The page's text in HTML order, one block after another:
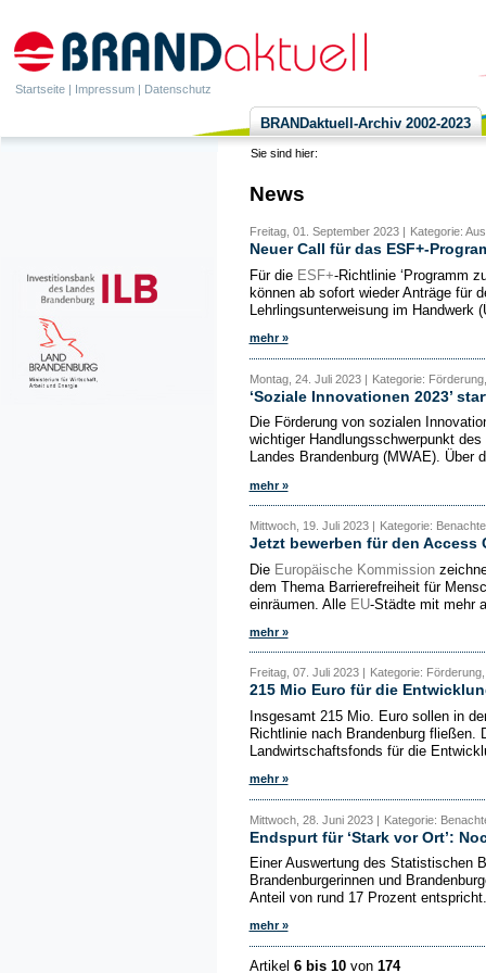
Startseite | Impressum | Datenschutz
BRANDaktuell-Archiv 2002-2023
Sie sind hier:
News
Freitag, 01. September 2023 | Kategorie:
Neuer Call für das ESF+-
Für die ESF+-Richtlinie ‘Programm
können ab sofort wieder Anträge für
Lehrlingsunterweisung im Handwerk
mehr »
Montag, 24. Juli 2023 | Kategorie:
‘Soziale Innovationen 2023’
Die Förderung von sozialen
wichtiger Handlungsschwerpunkt
Landes Brandenburg (MWAE). Über
mehr »
Mittwoch, 19. Juli 2023 | Kategorie:
Jetzt bewerben für den Access
Die Europäische Kommission
dem Thema Barrierefreiheit für
einräumen. Alle EU-Städte mit mehr
mehr »
Freitag, 07. Juli 2023 | Kategorie:
215 Mio Euro für die
Insgesamt 215 Mio. Euro sollen in
Richtlinie nach Brandenburg fließen.
Landwirtschaftsfonds für die
mehr »
Mittwoch, 28. Juni 2023 | Kategorie:
Endspurt für ‘Stark vor Ort’:
Einer Auswertung des Statistischen
Brandenburgerinnen und
Anteil von rund 17 Prozent
mehr »
Artikel 6 bis 10von 174